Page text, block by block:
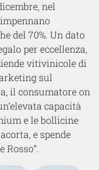
nel
del 70%. Un dato
per eccellenza,
vitivinicole di
sul
il consumatore on
capacità
e le bollicine
e spende
Rosso”.